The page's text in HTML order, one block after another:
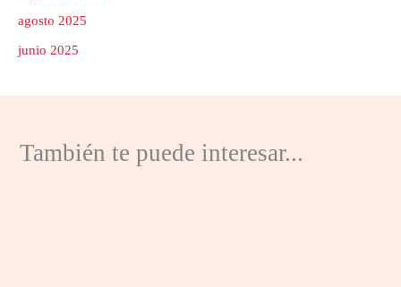
agosto 2025
junio 2025
También te puede interesar...